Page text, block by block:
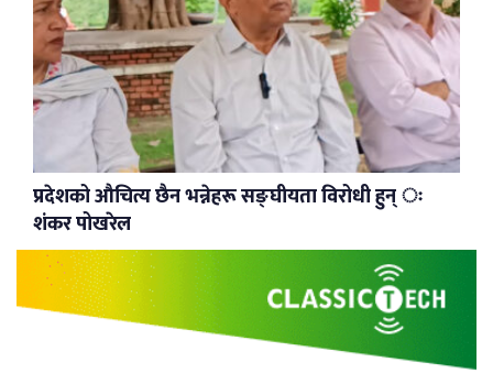
प्रदेशको औचित्य छैन भन्नेहरू सङ्घीयता विरोधी हुन् ः
शंकर पोखरेल